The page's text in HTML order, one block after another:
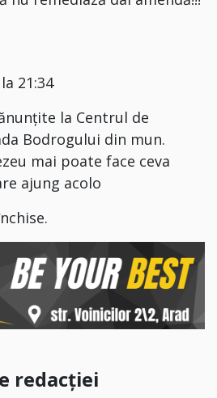
21:34
la Centrul de
Bodrogului din mun.
mai poate face ceva
ajung acolo
redacției